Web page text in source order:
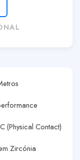
(Physical Contact)
Zircónia